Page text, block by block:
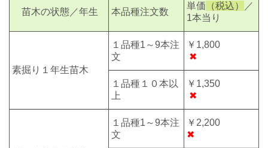
苗木の状態／年生 本品種注文数
単価 （税込）
／
1本当り
素掘り １年生苗木
１品種1～9本注
文
￥1,800
✖
１品種１０本以
上
￥1,350
✖
１品種1～9本注
文
￥2,200
✖